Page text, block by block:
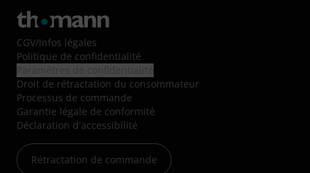
CGV/Infos légales
Politique de confidentialité
Droit de rétractation du consommateur
Processus de commande
Garantie légale de conformité
Déclaration d'accessibilité
Rétractation de commande